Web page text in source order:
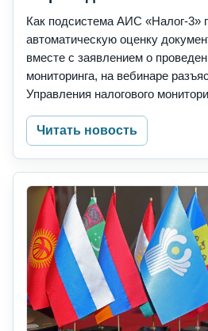
Как подсистема АИС «Налог-3»
автоматическую оценку
вместе с заявлением о
мониторинга, на вебинаре
Управления налогового
Читать новость